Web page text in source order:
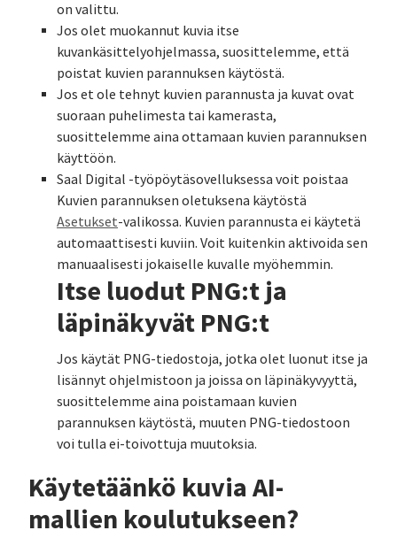
on valittu.
Jos olet muokannut kuvia itse
kuvankäsittelyohjelmassa, suosittelemme, että
poistat kuvien parannuksen käytöstä.
Jos et ole tehnyt kuvien parannusta ja kuvat ovat
suoraan puhelimesta tai kamerasta,
suosittelemme aina ottamaan kuvien parannuksen
käyttöön.
Saal Digital -työpöytäsovelluksessa voit poistaa
Kuvien parannuksen oletuksena käytöstä
Asetukset-valikossa. Kuvien parannusta ei käytetä
automaattisesti kuviin. Voit kuitenkin aktivoida sen
manuaalisesti jokaiselle kuvalle myöhemmin.
Itse luodut PNG:t ja
läpinäkyvät PNG:t
Jos käytät PNG-tiedostoja, jotka olet luonut itse ja
lisännyt ohjelmistoon ja joissa on läpinäkyvyyttä,
suosittelemme aina poistamaan kuvien
parannuksen käytöstä, muuten PNG-tiedostoon
voi tulla ei-toivottuja muutoksia.
Käytetäänkö kuvia AI-
mallien koulutukseen?